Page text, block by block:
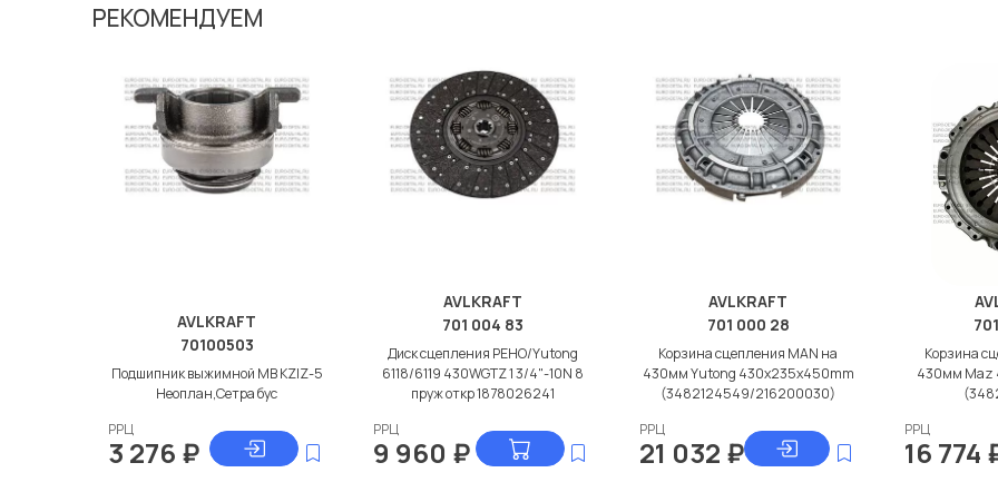
РЕКОМЕНДУЕМ
AVLKRAFT
70100503
Подшипник выжимной МВ KZIZ-5
Неоплан,Сетра бус
РРЦ
3 276 ₽
AVLKRAFT
701 004 83
Диск сцепления РЕНО/Yutong
6118/6119 430WGTZ 1 3/4"-10N 8
пруж откр 1878026241
РРЦ
9 960 ₽
AVLKRAFT
701 000 28
Корзина сцепления MAN на
430мм Yutong 430x235x450mm
(3482124549/216200030)
РРЦ
21 032 ₽
Корзина
430мм Maz
РРЦ
16 774